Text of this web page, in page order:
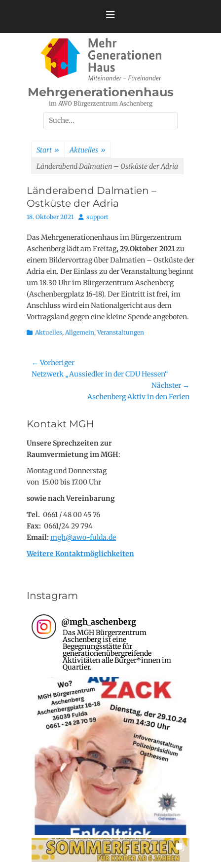
Mehrgenerationenhaus
im AWO Bürgerzentrum Aschenberg
Suchen
nach:
Start » Aktuelles »
Länderabend Dalmatien – Ostküste der Adria
Länderabend Dalmatien –
Ostküste der Adria
Posted
18. Oktober 2021 Autorsupport
Das Mehrgenerationenhaus im Bürgerzentrum
Aschenberg lädt am Freitag, 29.Oktober 2021zu
einem Bildervortrag über Dalmatien – Ostküste der
Adria ein. Der Einlass zu der Veranstaltung beginnt
um 18.30 Uhr im Bürgerzentrum Aschenberg
(Aschenbergplatz 16-18). Der Eintritt ist frei, im
Anschluss wird ein Nationalgericht aus dem
Vortragsland gegen eine kleine Spende angeboten.
Kategorien
Aktuelles, Allgemein,Veranstaltungen
Beitragsnavigation
← Vorheriger
Vorheriger
Netzwerk „Aussiedler in der CDU Hessen“
Nächster →
Aschenberg Aktiv in den Ferien
Kontakt MGH
Unsere Sprechzeiten zur
Raumvermietung im MGH:
Montag und Donnerstag
von 15.00 bis 17.00 Uhr
sowie nach Vereinbarung
Tel. 0661 / 48 00 45 76
Fax: 0661/24 29 794
Email: mgh@awo-fulda.de
Weitere Kontaktmöglichkeiten
Instagram
@mgh_aschenberg
Das MGH Bürgerzentrum
Aschenberg ist eine
Begegnungsstätte für
generationenübergreifende
Aktivitäten alle Bürger*innen im
Quartier.